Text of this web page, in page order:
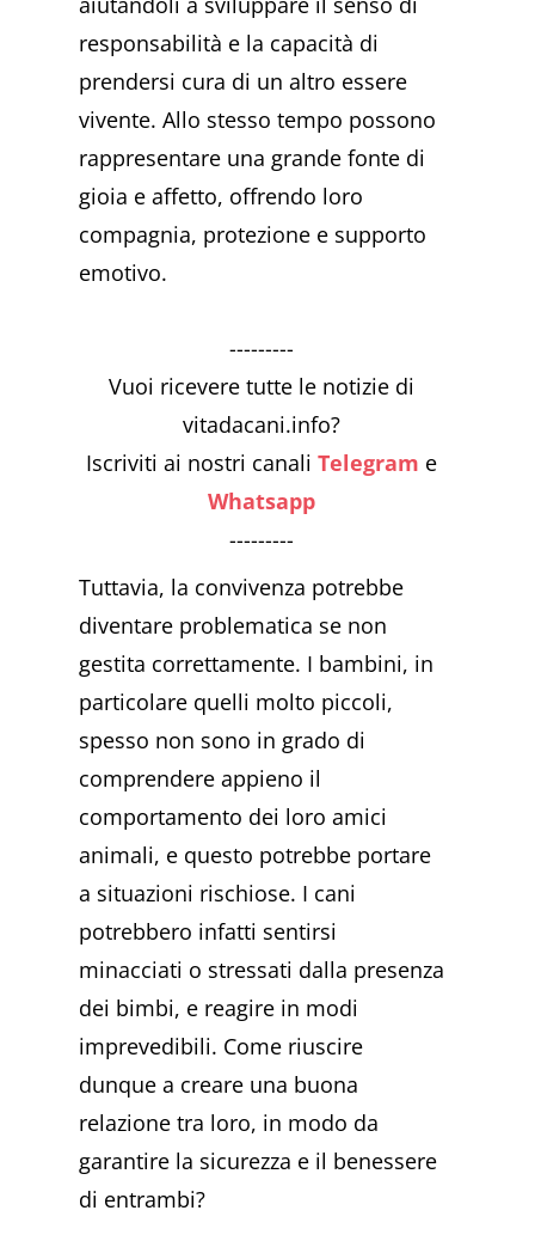
responsabilità e la capacità di
prendersi cura di un altro essere
vivente. Allo stesso tempo possono
rappresentare una grande fonte di
gioia e affetto, offrendo loro
compagnia, protezione e supporto
emotivo.
---------
Vuoi ricevere tutte le notizie di
vitadacani.info?
Iscriviti ai nostri canaliTelegram e
Whatsapp
---------
Tuttavia, la convivenza potrebbe
diventare problematica se non
gestita correttamente. I bambini, in
particolare quelli molto piccoli,
spesso non sono in grado di
comprendere appieno il
comportamento dei loro amici
animali, e questo potrebbe portare
a situazioni rischiose. I cani
potrebbero infatti sentirsi
minacciati o stressati dalla presenza
dei bimbi, e reagire in modi
imprevedibili. Come riuscire
dunque a creare una buona
relazione tra loro, in modo da
garantire la sicurezza e il benessere
di entrambi?